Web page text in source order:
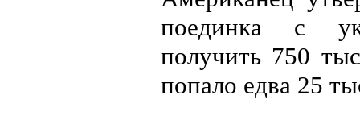
поединка с
получить 750
попало едва 25